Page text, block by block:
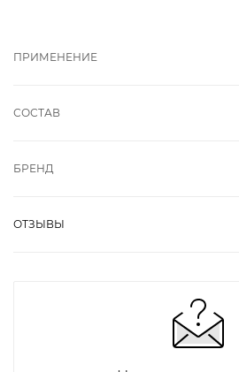
ПРИМЕНЕНИЕ
СОСТАВ
БРЕНД
ОТЗЫВЫ